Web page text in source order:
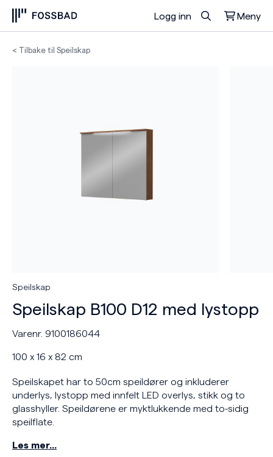
Logg inn Meny
Du har ingen produkter i handlekurven.
< Tilbake til Speilskap
Speilskap
Speilskap B100 D12 med lystopp
Varenr. 9100186044
100 x 16 x 82 cm
Speilskapet har to 50cm speildører og inkluderer
underlys, lystopp med innfelt LED overlys, stikk og to
glasshyller. Speildørene er myktlukkende med to-sidig
speilflate.
Les mer…